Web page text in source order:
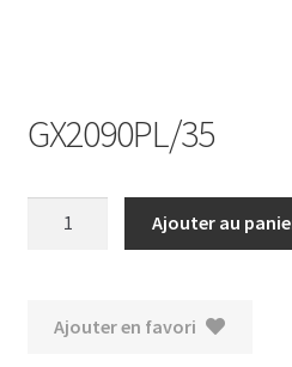
GX2090PL/35
Ajouter au
Ajouter en favori